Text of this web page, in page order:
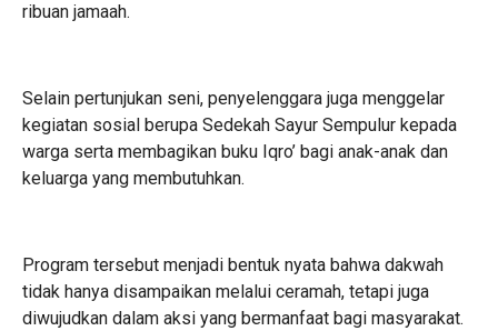
ribuan jamaah.
Selain pertunjukan seni, penyelenggara juga menggelar
kegiatan sosial berupa Sedekah Sayur Sempulur kepada
warga serta membagikan buku Iqro’ bagi anak-anak dan
keluarga yang membutuhkan.
Program tersebut menjadi bentuk nyata bahwa dakwah
tidak hanya disampaikan melalui ceramah, tetapi juga
diwujudkan dalam aksi yang bermanfaat bagi masyarakat.